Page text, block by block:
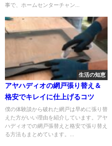
事で、ホームセンターチャン...
生活の知恵
アヤハディオの網戸張り替え＆
格安でキレイに仕上げるコツ
僕の体験談から破れた網戸は早めに張り替
えた方がいい理由を紹介しています。アヤ
ハディオでの網戸張替えと格安で張り替え
る方法もまとめています。...